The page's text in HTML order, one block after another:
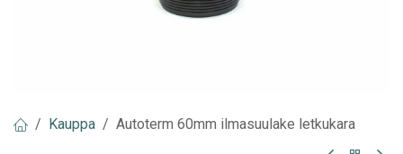
Kauppa Autoterm 60mm ilmasuulake letkukara